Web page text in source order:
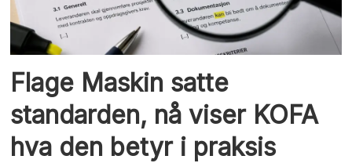
Flage Maskin satte
standarden, nå viser KOFA
hva den betyr i praksis